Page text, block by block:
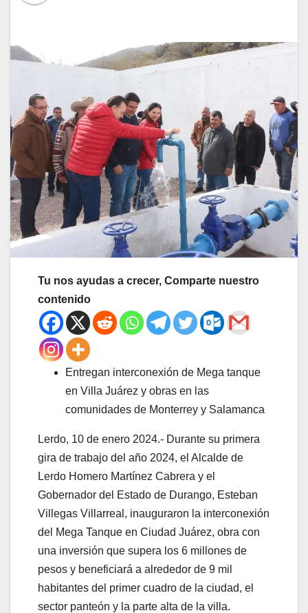
Tu nos ayudas a crecer, Comparte nuestro
contenido
Entregan interconexión de Mega tanque
en Villa Juárez y obras en las
comunidades de Monterrey y Salamanca
Lerdo, 10 de enero 2024.- Durante su primera
gira de trabajo del año 2024, el Alcalde de
Lerdo Homero Martínez Cabrera y el
Gobernador del Estado de Durango, Esteban
Villegas Villarreal, inauguraron la interconexión
del Mega Tanque en Ciudad Juárez, obra con
una inversión que supera los 6 millones de
pesos y beneficiará a alrededor de 9 mil
habitantes del primer cuadro de la ciudad, el
sector panteón y la parte alta de la villa.